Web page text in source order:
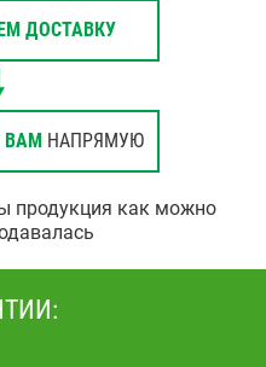
ДОСТАВКУ
ВАМНАПРЯМУЮ
продукция как можно